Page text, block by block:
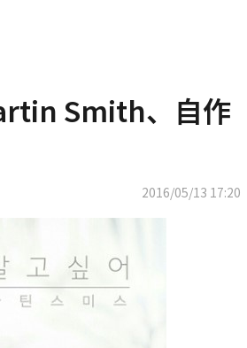
Smith、自作
2016/05/13 17:20